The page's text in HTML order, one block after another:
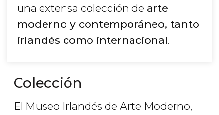
una extensa colección de arte
moderno y contemporáneo, tanto
irlandés como internacional.
Colección
El Museo Irlandés de Arte Moderno,